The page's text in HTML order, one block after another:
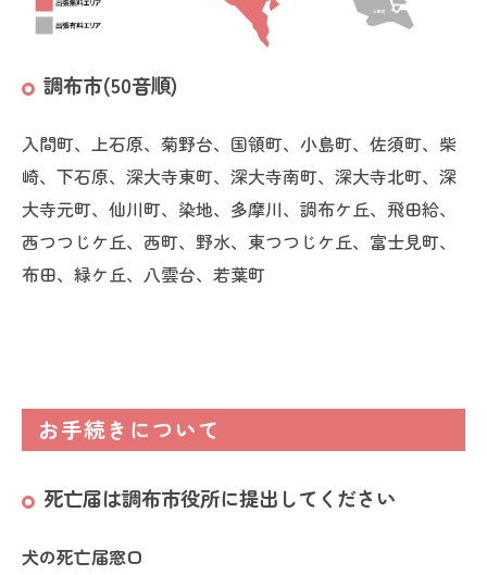
調布市(50音順)
入間町、上石原、菊野台、国領町、小島町、佐須町、柴
崎、下石原、深大寺東町、深大寺南町、深大寺北町、深
大寺元町、仙川町、染地、多摩川、調布ケ丘、飛田給、
西つつじケ丘、西町、野水、東つつじケ丘、富士見町、
布田、緑ケ丘、八雲台、若葉町
お手続きについて
死亡届は調布市役所に提出してください
犬の死亡届窓口